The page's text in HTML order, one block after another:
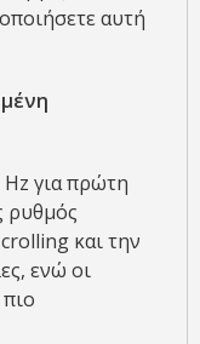
αυτή
για πρώτη
ρυθμός
και την
ενώ οι